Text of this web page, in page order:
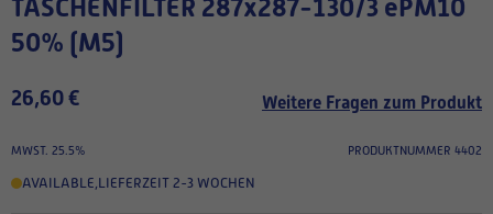
TASCHENFILTER 287x287-130/3 ePM10
50% (M5)
26,60 € Weitere Fragen zum Produkt
MWST. 25.5% PRODUKTNUMMER 4402
AVAILABLE,LIEFERZEIT 2-3 WOCHEN